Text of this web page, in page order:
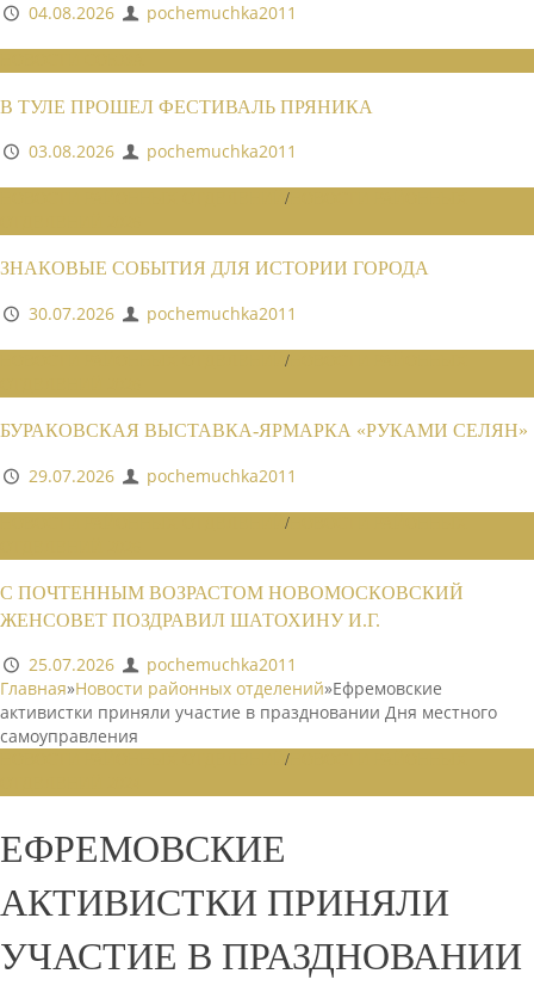
04.08.2026
pochemuchka2011
В ТУЛЕ ПРОШЕЛ ФЕСТИВАЛЬ ПРЯНИКА
03.08.2026
pochemuchka2011
/
ЗНАКОВЫЕ СОБЫТИЯ ДЛЯ ИСТОРИИ ГОРОДА
30.07.2026
pochemuchka2011
/
БУРАКОВСКАЯ ВЫСТАВКА-ЯРМАРКА «РУКАМИ СЕЛЯН»
29.07.2026
pochemuchka2011
/
С ПОЧТЕННЫМ ВОЗРАСТОМ НОВОМОСКОВСКИЙ
ЖЕНСОВЕТ ПОЗДРАВИЛ ШАТОХИНУ И.Г.
25.07.2026
pochemuchka2011
Главная»Новости районных отделений»Ефремовские
активистки приняли участие в праздновании Дня местного
самоуправления
/
ЕФРЕМОВСКИЕ
АКТИВИСТКИ ПРИНЯЛИ
УЧАСТИЕ В ПРАЗДНОВАНИИ